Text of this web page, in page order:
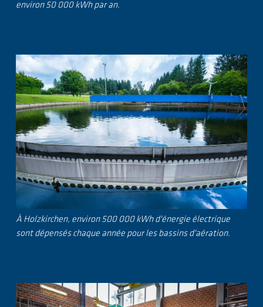
environ 50 000 kWh par an.
À Holzkirchen, environ 500 000 kWh d'énergie électrique
sont dépensés chaque année pour les bassins d'aération.